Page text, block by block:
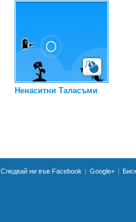
Ненаситни Таласъми
Следвай ни във Facebook Google+